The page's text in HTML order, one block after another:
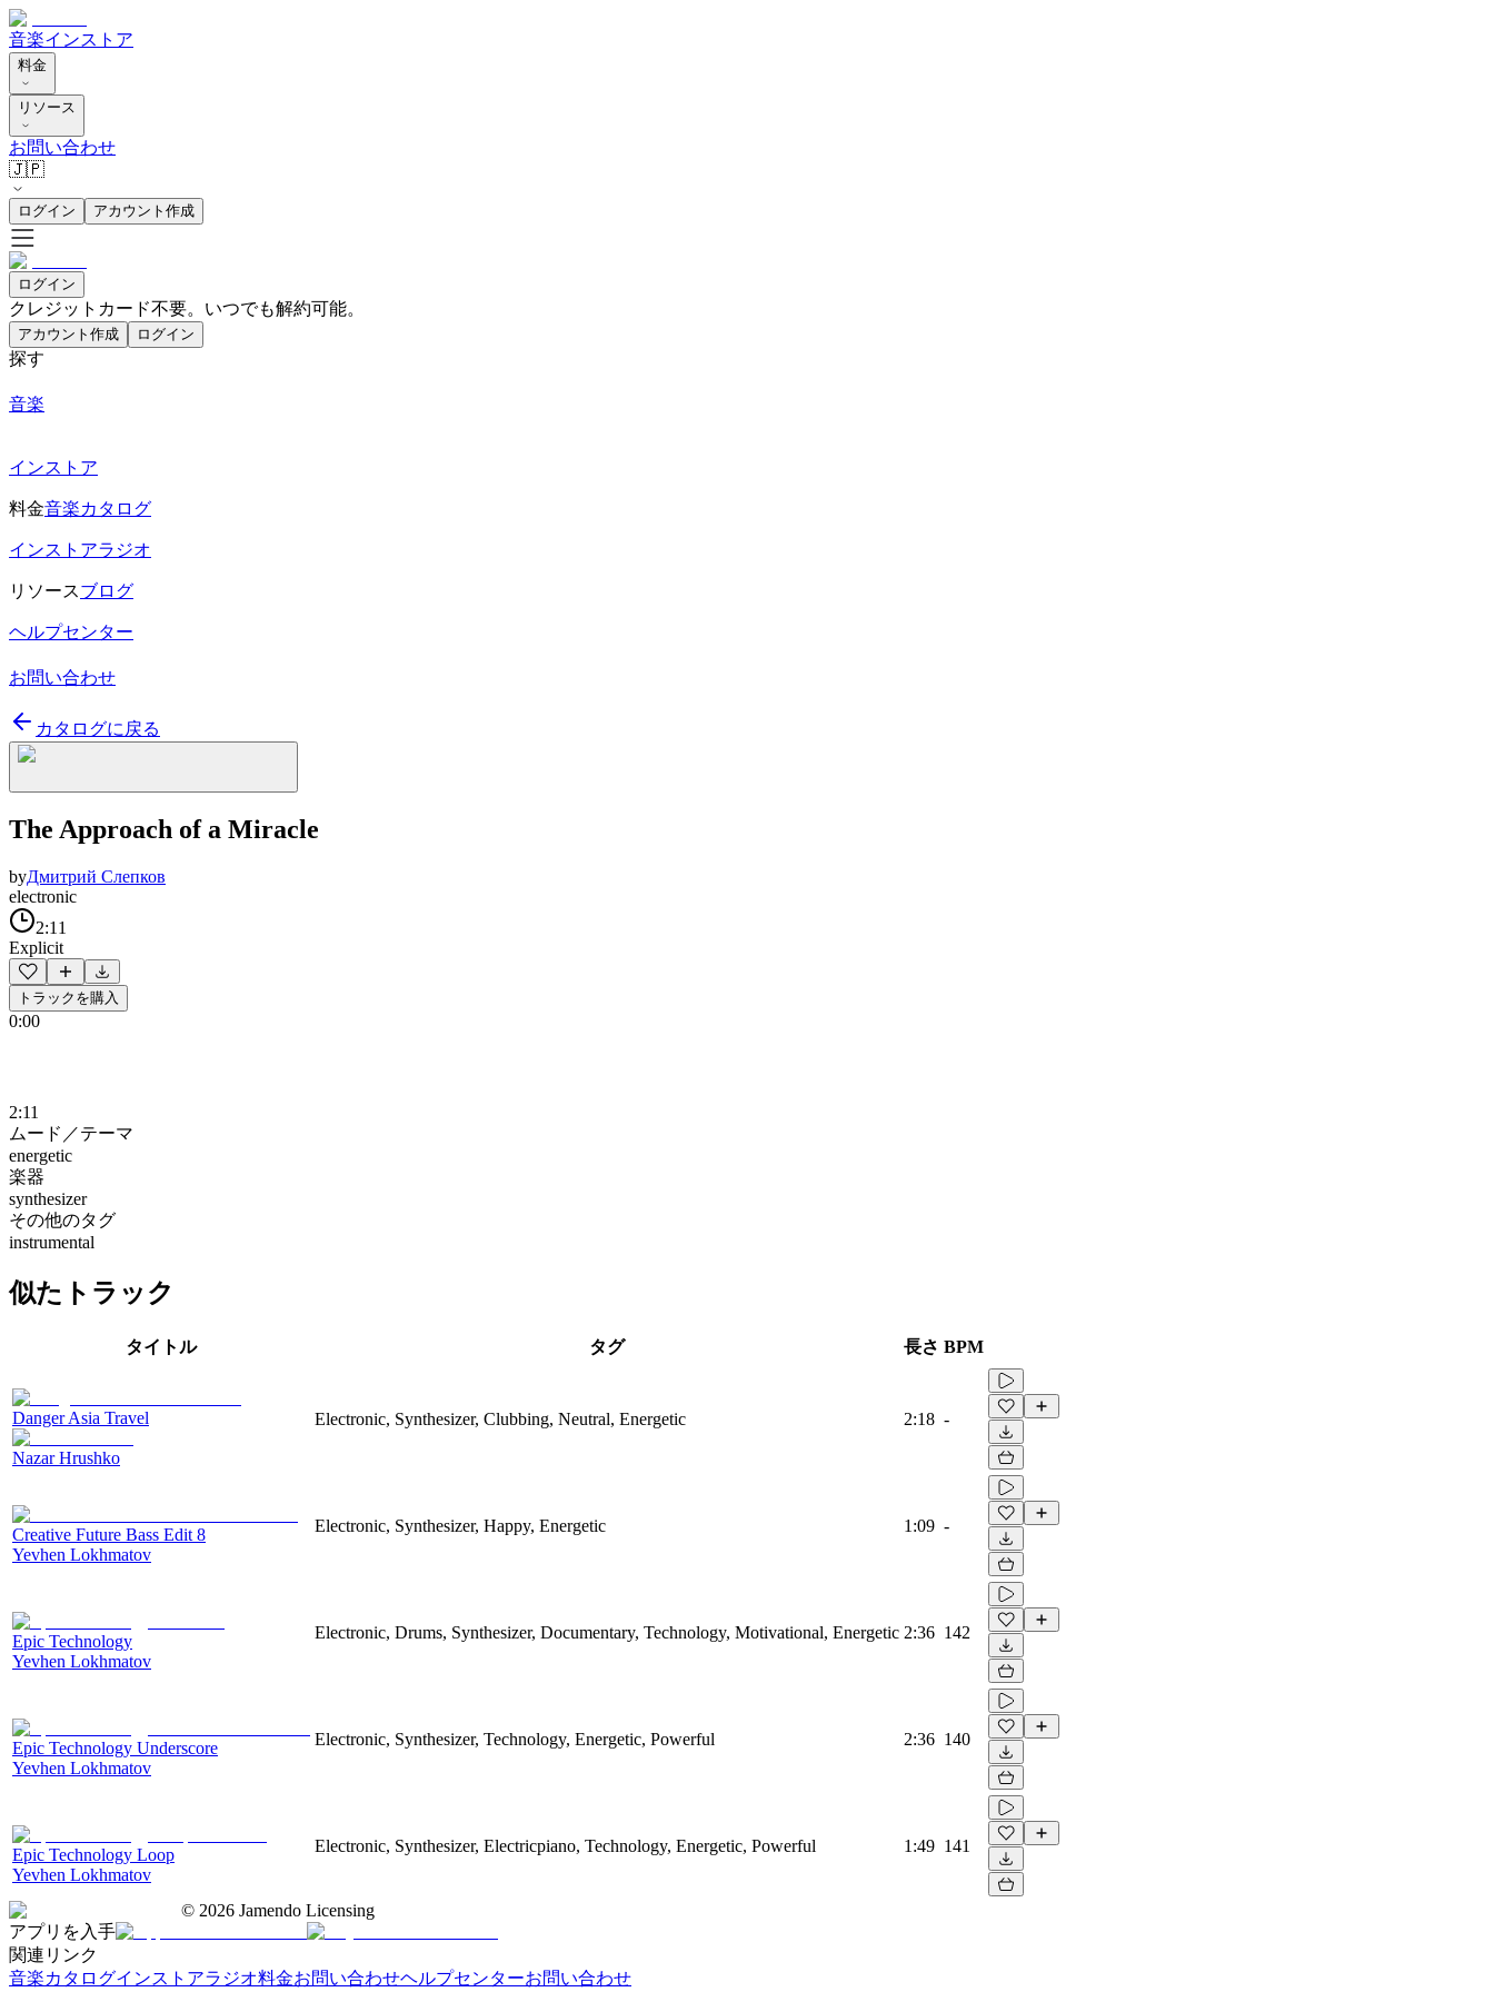
音楽インストア
料金
リソース
お問い合わせ
🇯🇵
ログイン アカウント作成
ログイン
クレジットカード不要。いつでも解約可能。
アカウント作成 ログイン
探す
音楽
インストア
料金音楽カタログ
インストアラジオ
リソースブログ
ヘルプセンター
お問い合わせ
カタログに戻る
The Approach of a Miracle
byДмитрий Слепков
electronic
2:11
Explicit
トラックを購入
0:00
2:11
ムード／テーマ
energetic
楽器
synthesizer
その他のタグ
instrumental
似たトラック
タイトル タグ 長さ BPM
Danger Asia Travel
Nazar Hrushko
Electronic, Synthesizer, Clubbing, Neutral, Energetic 2:18 -
Creative Future Bass Edit 8
Yevhen Lokhmatov
Electronic, Synthesizer, Happy, Energetic 1:09 -
Epic Technology
Yevhen Lokhmatov
Electronic, Drums, Synthesizer, Documentary, Technology, Motivational, Energetic 2:36 142
Epic Technology Underscore
Yevhen Lokhmatov
Electronic, Synthesizer, Technology, Energetic, Powerful 2:36 140
Epic Technology Loop
Yevhen Lokhmatov
Electronic, Synthesizer, Electricpiano, Technology, Energetic, Powerful 1:49 141
© 2026 Jamendo Licensing
アプリを入手
関連リンク
音楽カタログインストアラジオ料金お問い合わせヘルプセンターお問い合わせ